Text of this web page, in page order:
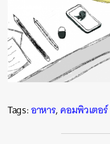
Tags:อาหาร,คอมพิวเตอร์